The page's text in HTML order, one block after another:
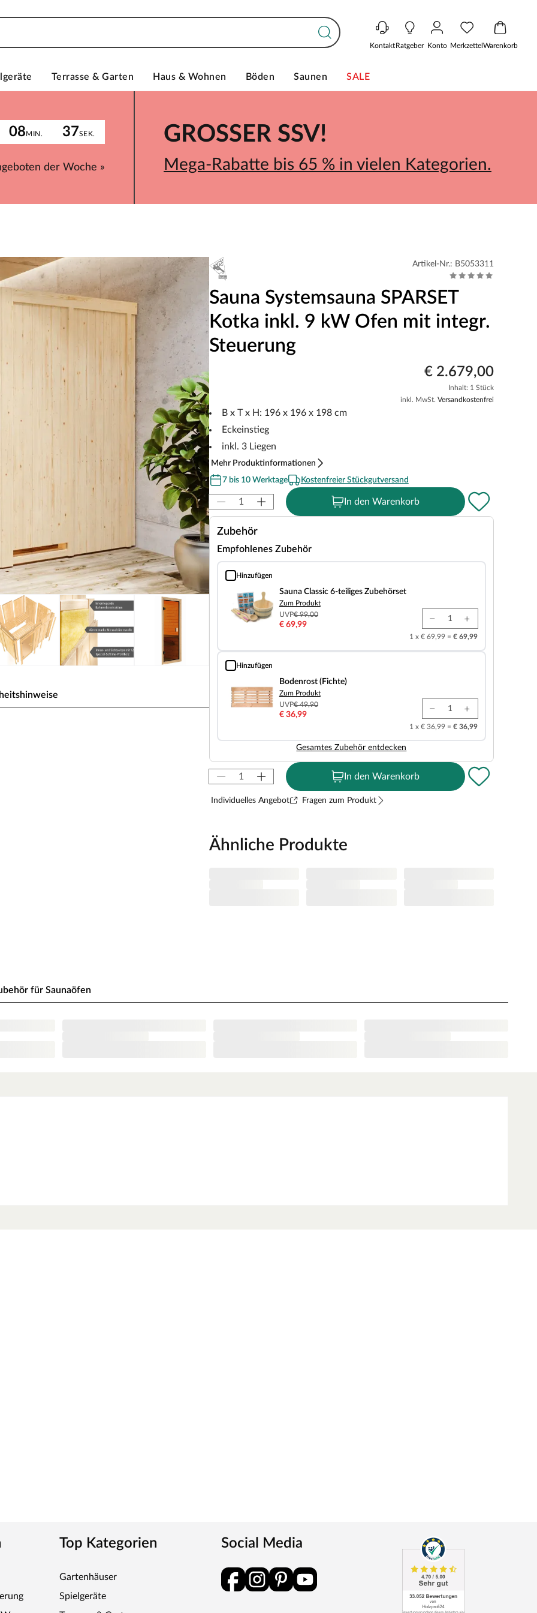
KontaktRatgeber Konto MerkzettelWarenkorb
Terrasse & Garten Haus & Wohnen Böden Saunen SALE
08MIN. 37SEK.
der Woche »
GROSSER SSV!
Mega-Rabatte bis 65 % in vielen Kategorien.
H 192 cm erlauben es, dass 2-3 Personen
besonders angenehm. In der Grundausstattung
aus Massivholz eingefasst. Das verwendete
aufgrund dessen unempfindlich gegenüber
78 x 187,1 cm und ein Durchgangsmaß von
die braunen Türbeschläge frei justierbar. Sie ist
Design und einer bewährten
(1,5 mm), siebenadriges Silikonkabel: vom Bio-
Artikel-Nr.: B5053311
Sauna Systemsauna SPARSET
Kotka inkl. 9 kW Ofen mit integr.
Steuerung
€ 2.679,00
Inhalt: 1 Stück
inkl. MwSt. Versandkostenfrei
B x T x H: 196 x 196 x 198 cm
Eckeinstieg
inkl. 3 Liegen
Mehr Produktinformationen
7 bis 10 Werktage
Kostenfreier Stückgutversand
In den Warenkorb
Zubehör
Empfohlenes Zubehör
Hinzufügen
Sauna Classic 6-teiliges Zubehörset
Sauna Classic 6-teiliges Zubehörset
Zum Produkt
UVP€ 99,00
€ 69,99
1 x € 69,99 = € 69,99
Hinzufügen
Bodenrost (Fichte)
Bodenrost (Fichte)
Zum Produkt
UVP€ 49,90
€ 36,99
1 x € 36,99 = € 36,99
Gesamtes Zubehör entdecken
In den Warenkorb
Individuelles Angebot Fragen zum Produkt
Ähnliche Produkte
für Saunaöfen
Top Kategorien
Gartenhäuser
Spielgeräte
Social Media